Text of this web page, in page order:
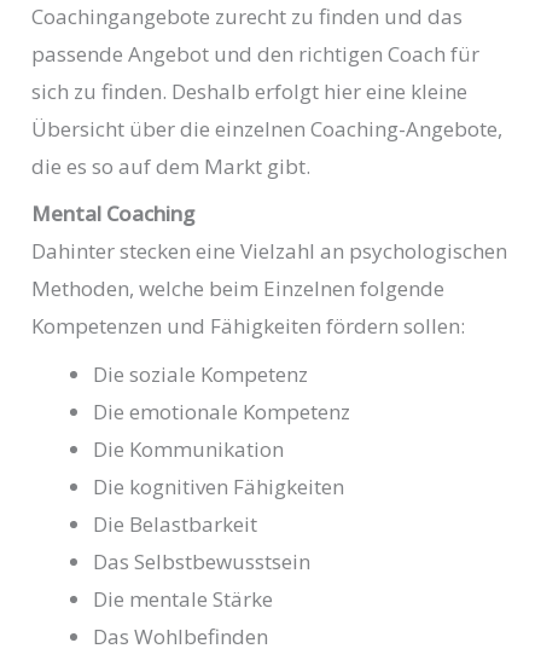
Coachingangebote zurecht zu finden und das
passende Angebot und den richtigen Coach für
sich zu finden. Deshalb erfolgt hier eine kleine
Übersicht über die einzelnen Coaching-Angebote,
die es so auf dem Markt gibt.
Mental Coaching
Dahinter stecken eine Vielzahl an psychologischen
Methoden, welche beim Einzelnen folgende
Kompetenzen und Fähigkeiten fördern sollen:
Die soziale Kompetenz
Die emotionale Kompetenz
Die Kommunikation
Die kognitiven Fähigkeiten
Die Belastbarkeit
Das Selbstbewusstsein
Die mentale Stärke
Das Wohlbefinden